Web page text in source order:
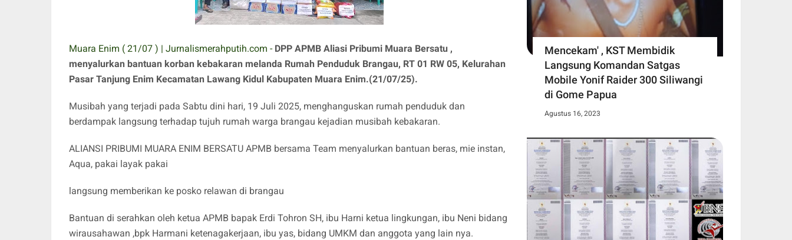
Muara Enim ( 21/07 ) | Jurnalismerahputih.com - DPP APMB Aliasi Pribumi Muara Bersatu ,
menyalurkan bantuan korban kebakaran melanda Rumah Penduduk Brangau, RT 01 RW 05, Kelurahan
Pasar Tanjung Enim Kecamatan Lawang Kidul Kabupaten Muara Enim.(21/07/25).
Musibah yang terjadi pada Sabtu dini hari, 19 Juli 2025, menghanguskan rumah penduduk dan
berdampak langsung terhadap tujuh rumah warga brangau kejadian musibah kebakaran.
ALIANSI PRIBUMI MUARA ENIM BERSATU APMB bersama Team menyalurkan bantuan beras, mie instan,
Aqua, pakai layak pakai
langsung memberikan ke posko relawan di brangau
Bantuan di serahkan oleh ketua APMB bapak Erdi Tohron SH, ibu Harni ketua lingkungan, ibu Neni bidang
wirausahawan ,bpk Harmani ketenagakerjaan, ibu yas, bidang UMKM dan anggota yang lain nya.
Mencekam' , KST Membidik
Langsung Komandan Satgas
Mobile Yonif Raider 300 Siliwangi
di Gome Papua
Agustus 16, 2023